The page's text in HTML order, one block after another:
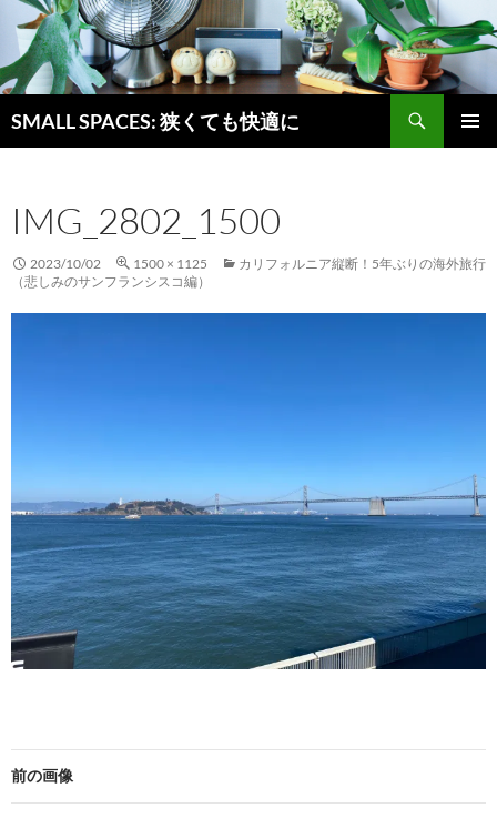
SMALL SPACES: 狭くても快適に
索
ン
ツ
へ
ス
IMG_2802_1500
2023/10/02 1500 × 1125
カリフォルニア縦断！5年ぶりの海外旅行
（悲しみのサンフランシスコ編）
前の画像